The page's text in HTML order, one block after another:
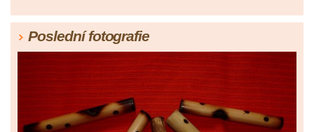
Poslední fotografie